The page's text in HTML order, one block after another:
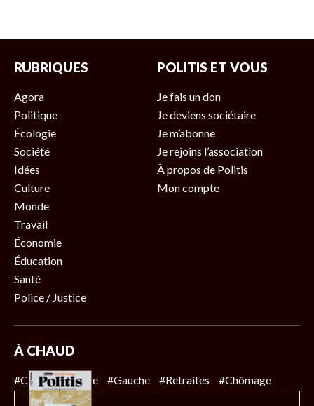
RUBRIQUES
Agora
Politique
Écologie
Société
Idées
Culture
Monde
Travail
Économie
Éducation
Santé
Police / Justice
POLITIS ET VOUS
Je fais un don
Je deviens sociétaire
Je m’abonne
Je rejoins l’association
À propos de Politis
Mon compte
À CHAUD
#Climat #Police #Gauche #Retraites #Chômage